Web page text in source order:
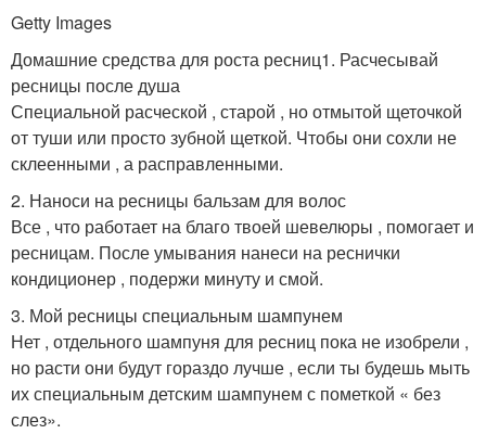
Getty Images
Домашние средства для роста ресниц1. Расчесывай
ресницы после душа
Специальной расческой , старой , но отмытой щеточкой
от туши или просто зубной щеткой. Чтобы они сохли не
склеенными , а расправленными.
2. Наноси на ресницы бальзам для волос
Все , что работает на благо твоей шевелюры , помогает и
ресницам. После умывания нанеси на реснички
кондиционер , подержи минуту и смой.
3. Мой ресницы специальным шампунем
Нет , отдельного шампуня для ресниц пока не изобрели ,
но расти они будут гораздо лучше , если ты будешь мыть
их специальным детским шампунем с пометкой « без
слез».